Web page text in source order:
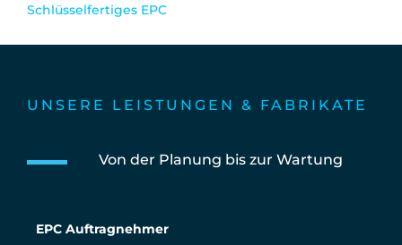
Schlüsselfertiges EPC
UNSERE LEISTUNGEN & FABRIKATE
Von der Planung bis zur Wartung
EPC Auftragnehmer